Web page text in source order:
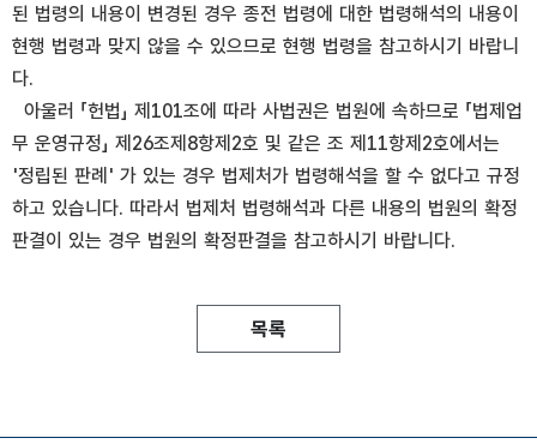
된 법령의 내용이 변경된 경우 종전 법령에 대한 법령해석의 내용이
현행 법령과 맞지 않을 수 있으므로 현행 법령을 참고하시기 바랍니
다.
아울러 「헌법」 제101조에 따라 사법권은 법원에 속하므로 「법제업
무 운영규정」 제26조제8항제2호 및 같은 조 제11항제2호에서는
'정립된 판례' 가 있는 경우 법제처가 법령해석을 할 수 없다고 규정
하고 있습니다. 따라서 법제처 법령해석과 다른 내용의 법원의 확정
판결이 있는 경우 법원의 확정판결을 참고하시기 바랍니다.
목록